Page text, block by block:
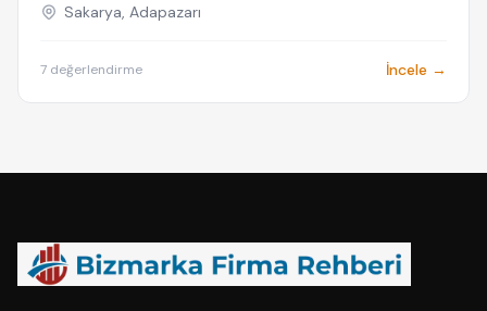
ÇİÇEĞİ - DÜĞÜN-NİŞAN - ORGANİZASYON
Sakarya, Adapazarı
7 değerlendirme İncele →